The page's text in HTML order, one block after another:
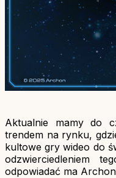
Aktualnie mamy do
trendem na rynku,
kultowe gry wideo do
odzwierciedleniem
odpowiadać ma